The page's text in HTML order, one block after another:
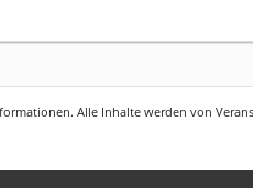
Alle Inhalte werden von